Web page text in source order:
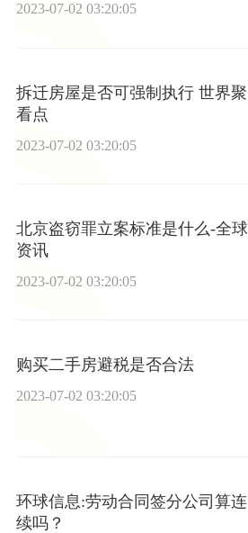
2023-07-02 03:20:05
拆迁房屋是否可强制执行 世界聚
看点
2023-07-02 03:20:05
北京盗窃罪立案标准是什么-全球
资讯
2023-07-02 03:20:05
购买二手房避税是否合法
2023-07-02 03:20:05
环球信息:劳动合同签分公司算连
续吗？